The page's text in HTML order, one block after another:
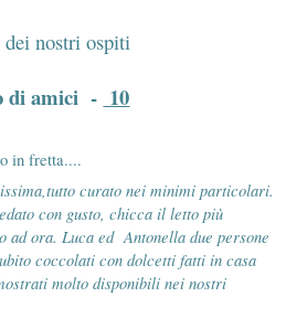
nostri ospiti
di amici - 10
in fretta....
curato nei minimi particolari.
con gusto, chicca il letto più
ad ora. Luca ed Antonella due persone
coccolati con dolcetti fatti in casa
molto disponibili nei nostri